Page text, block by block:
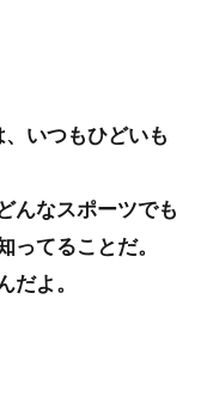
いつもひどいも
んなスポーツでも
ってることだ。
だよ。